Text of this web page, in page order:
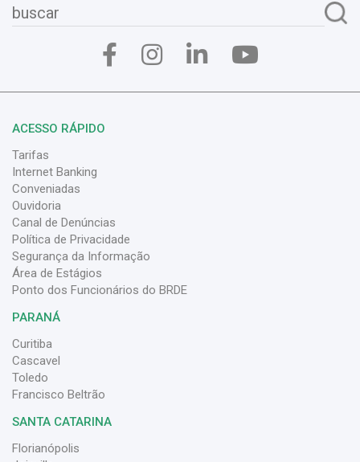
ACESSO RÁPIDO
Tarifas
Internet Banking
Conveniadas
Ouvidoria
Canal de Denúncias
Política de Privacidade
Segurança da Informação
Área de Estágios
Ponto dos Funcionários do BRDE
PARANÁ
Curitiba
Cascavel
Toledo
Francisco Beltrão
SANTA CATARINA
Florianópolis